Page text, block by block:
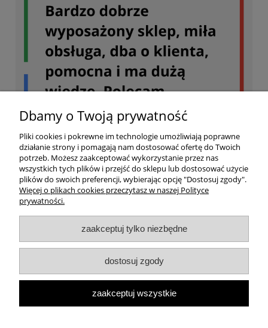
Twoje konto
Dostawa
Ważne
Dbamy o Twoją prywatność
Pliki cookies i pokrewne im technologie umożliwiają poprawne
działanie strony i pomagają nam dostosować ofertę do Twoich
potrzeb. Możesz zaakceptować wykorzystanie przez nas
wszystkich tych plików i przejść do sklepu lub dostosować użycie
plików do swoich preferencji, wybierając opcję "Dostosuj zgody".
Więcej o plikach cookies przeczytasz w naszej Polityce
prywatności.
zaakceptuj tylko niezbędne
dostosuj zgody
zaakceptuj wszystkie